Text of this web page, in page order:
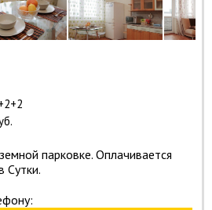
парковке. Оплачивается
Сутки.